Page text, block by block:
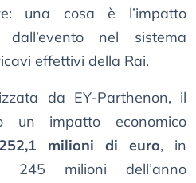
una cosa è l’impatto
dall’evento nel sistema
effettivi della Rai.
da EY-Parthenon, il
un impatto economico
252,1 milioni di euro, in
245 milioni dell’anno